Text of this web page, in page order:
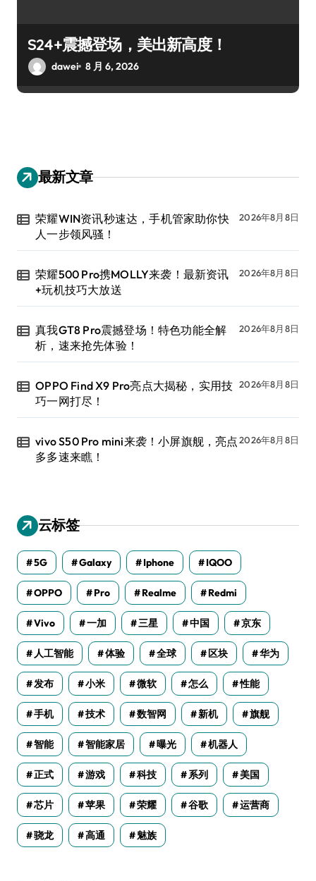
S24+震撼登场，美出新高度！
dawei 8 月 6, 2026
最新文章
荣耀WIN资讯秒速达，手机管家助你快
人一步领风骚！
2026年8月8日
荣耀500 Pro携MOLLY来袭！最新资讯
+玩机技巧大放送
2026年8月8日
真我GT8 Pro震撼登场！特色功能全解
析，速来抢先体验！
2026年8月8日
OPPO Find X9 Pro亮点大揭秘，实用技
巧一网打尽！
2026年8月8日
vivo S50 Pro mini来袭！小屏旗舰，亮点
多多速来瞧！
2026年8月8日
云标签
5G Galaxy Iphone IQOO
OPPO Pro Realme Redmi
Vivo 一加 三星 中国 京东
人工智能 体验 全球 区块 华为
发布 小米 微软 怎么 性能
手机 技术 数智网 新机 旗舰
智能 智能家居 曝光 机器人
正式 游戏 科技 系列 美国
芯片 苹果 荣耀 谷歌 运营商
骁龙 高通 魅族